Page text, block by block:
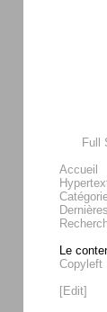
Full
Accueil
Le
Copyleft
[Edit]